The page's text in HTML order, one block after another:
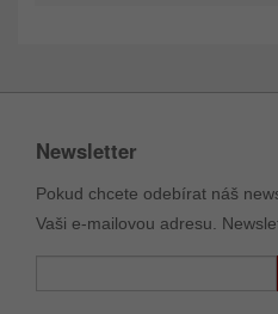
Newsletter
Pokud chcete odebírat náš
Vaši e-mailovou adresu.